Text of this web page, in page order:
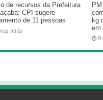
de recursos da Prefeitura
CPI sugere
de 11 pessoas
atrás
kg
em
9